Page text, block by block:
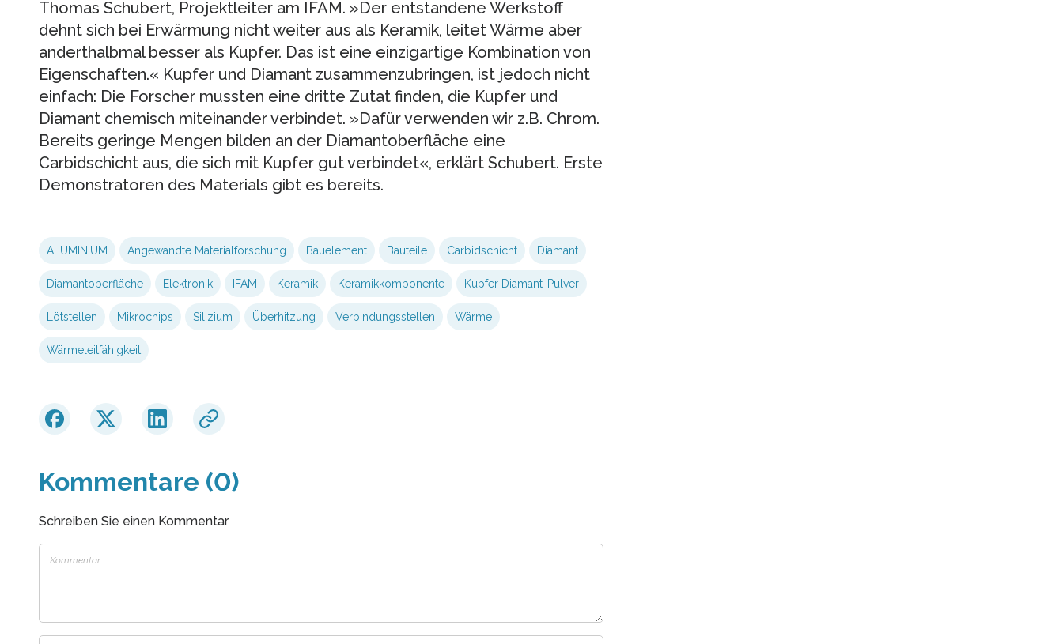
Thomas Schubert, Projektleiter am IFAM. »Der entstandene Werkstoff
dehnt sich bei Erwärmung nicht weiter aus als Keramik, leitet Wärme aber
anderthalbmal besser als Kupfer. Das ist eine einzigartige Kombination von
Eigenschaften.« Kupfer und Diamant zusammenzubringen, ist jedoch nicht
einfach: Die Forscher mussten eine dritte Zutat finden, die Kupfer und
Diamant chemisch miteinander verbindet. »Dafür verwenden wir z.B. Chrom.
Bereits geringe Mengen bilden an der Diamantoberfläche eine
Carbidschicht aus, die sich mit Kupfer gut verbindet«, erklärt Schubert. Erste
Demonstratoren des Materials gibt es bereits.
ALUMINIUM Angewandte Materialforschung Bauelement Bauteile Carbidschicht Diamant
Diamantoberfläche Elektronik IFAM Keramik Keramikkomponente Kupfer Diamant-Pulver
Lötstellen Mikrochips Silizium Überhitzung Verbindungsstellen Wärme
Wärmeleitfähigkeit
Kommentare (0)
Schreiben Sie einen Kommentar